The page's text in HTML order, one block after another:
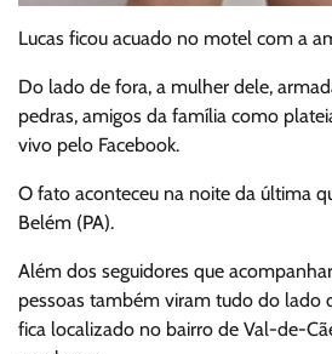
Lucas ficou acuado no motel com a
Do lado de fora, a mulher dele,
pedras, amigos da família como
vivo pelo Facebook.
O fato aconteceu na noite da última
Belém (PA).
Além dos seguidores que
pessoas também viram tudo do lado
fica localizado no bairro de Val-de-